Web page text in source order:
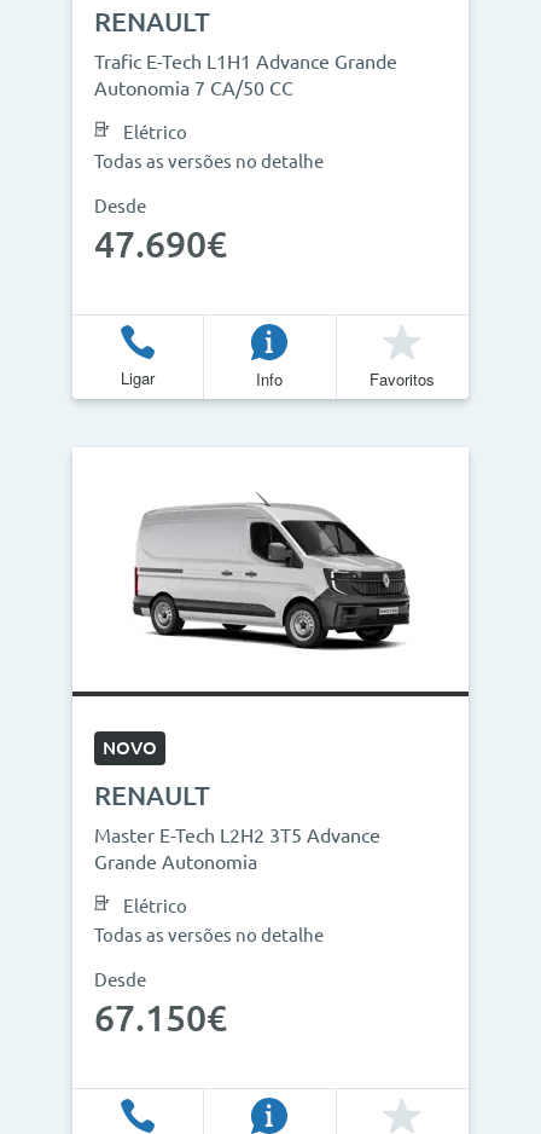
RENAULT
Trafic E-Tech L1H1 Advance Grande
Autonomia 7 CA/50 CC
Elétrico
Todas as versões no detalhe
Desde
47.690€
Ligar Info Favoritos
NOVO
RENAULT
Master E-Tech L2H2 3T5 Advance
Grande Autonomia
Elétrico
Todas as versões no detalhe
Desde
67.150€